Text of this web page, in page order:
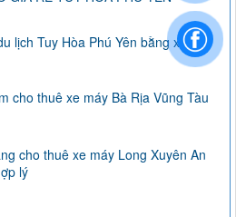
lịch Tuy Hòa Phú Yên bằng xe
cho thuê xe máy Bà Rịa Vũng Tàu
cho thuê xe máy Long Xuyên An
lý